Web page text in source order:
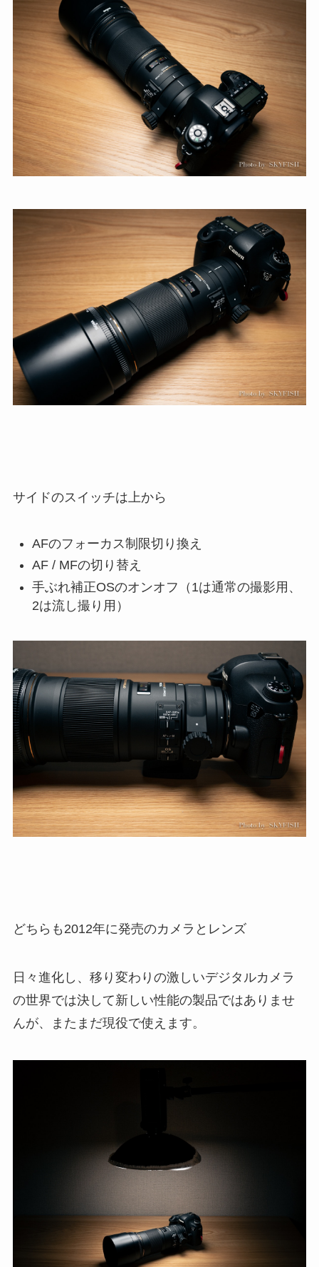
サイドのスイッチは上から
AFのフォーカス制限切り換え
AF / MFの切り替え
手ぶれ補正OSのオンオフ（1は通常の撮影用、
2は流し撮り用）
どちらも2012年に発売のカメラとレンズ
日々進化し、移り変わりの激しいデジタルカメラ
の世界では決して新しい性能の製品ではありませ
んが、またまだ現役で使えます。